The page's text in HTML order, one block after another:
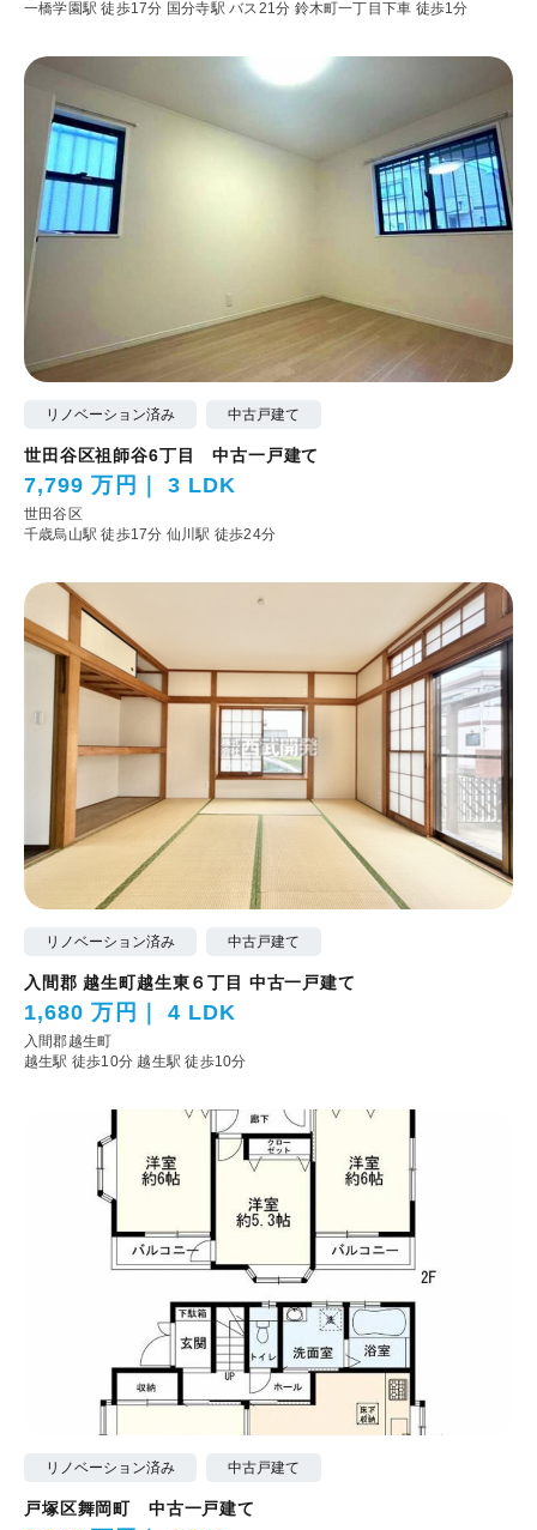
一橋学園駅 徒歩17分 国分寺駅 バス21分 鈴木町一丁目下車 徒歩1分
リノベーション済み 中古戸建て
世田谷区祖師谷6丁目 中古一戸建て
7,799 万円 3 LDK
世田谷区
千歳烏山駅 徒歩17分 仙川駅 徒歩24分
リノベーション済み 中古戸建て
入間郡 越生町越生東６丁目 中古一戸建て
1,680 万円 4 LDK
入間郡越生町
越生駅 徒歩10分 越生駅 徒歩10分
リノベーション済み 中古戸建て
戸塚区舞岡町 中古一戸建て